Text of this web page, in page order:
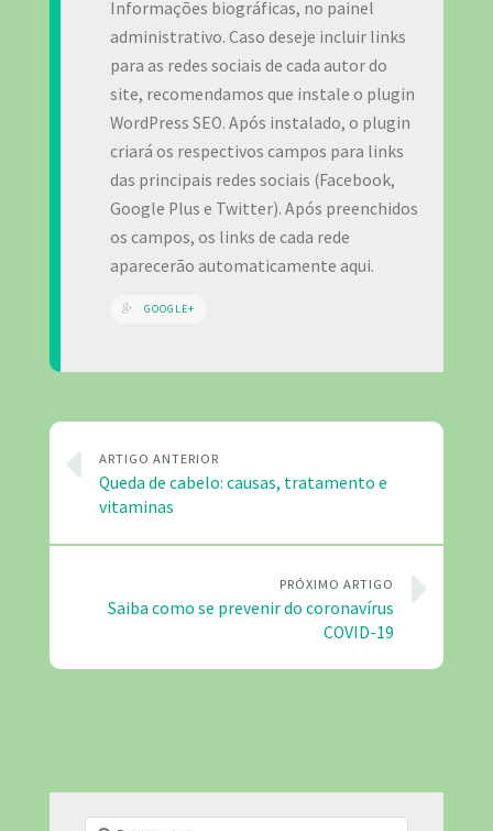
Informações biográficas, no painel
administrativo. Caso deseje incluir links
para as redes sociais de cada autor do
site, recomendamos que instale o plugin
WordPress SEO. Após instalado, o plugin
criará os respectivos campos para links
das principais redes sociais (Facebook,
Google Plus e Twitter). Após preenchidos
os campos, os links de cada rede
aparecerão automaticamente aqui.
GOOGLE+
ARTIGO ANTERIOR
Queda de cabelo: causas, tratamento e
vitaminas
PRÓXIMO ARTIGO
Saiba como se prevenir do coronavírus
COVID-19